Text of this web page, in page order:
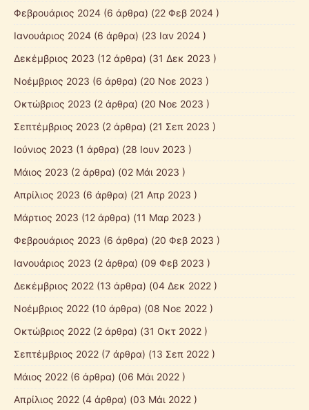
Φεβρουάριος 2024 (6 άρθρα) (22 Φεβ 2024 )
Ιανουάριος 2024 (6 άρθρα) (23 Ιαν 2024 )
Δεκέμβριος 2023 (12 άρθρα) (31 Δεκ 2023 )
Νοέμβριος 2023 (6 άρθρα) (20 Νοε 2023 )
Οκτώβριος 2023 (2 άρθρα) (20 Νοε 2023 )
Σεπτέμβριος 2023 (2 άρθρα) (21 Σεπ 2023 )
Ιούνιος 2023 (1 άρθρα) (28 Ιουν 2023 )
Μάιος 2023 (2 άρθρα) (02 Μάι 2023 )
Απρίλιος 2023 (6 άρθρα) (21 Απρ 2023 )
Μάρτιος 2023 (12 άρθρα) (11 Μαρ 2023 )
Φεβρουάριος 2023 (6 άρθρα) (20 Φεβ 2023 )
Ιανουάριος 2023 (2 άρθρα) (09 Φεβ 2023 )
Δεκέμβριος 2022 (13 άρθρα) (04 Δεκ 2022 )
Νοέμβριος 2022 (10 άρθρα) (08 Νοε 2022 )
Οκτώβριος 2022 (2 άρθρα) (31 Οκτ 2022 )
Σεπτέμβριος 2022 (7 άρθρα) (13 Σεπ 2022 )
Μάιος 2022 (6 άρθρα) (06 Μάι 2022 )
Απρίλιος 2022 (4 άρθρα) (03 Μάι 2022 )